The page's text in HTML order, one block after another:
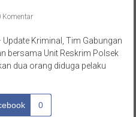
Komentar
Update Kriminal, Tim Gabungan
bersama Unit Reskrim Polsek
dua orang diduga pelaku
0